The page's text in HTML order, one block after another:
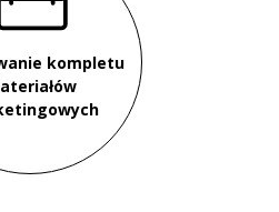
kompletu